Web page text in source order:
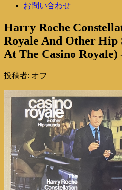
お問い合わせ
Harry Roche
Royale And Other Hip
At The Casino Royale)
投稿者: オフ